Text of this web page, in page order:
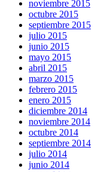
noviembre 2015
octubre 2015
septiembre 2015
julio 2015
junio 2015
mayo 2015
abril 2015
marzo 2015
febrero 2015
enero 2015
diciembre 2014
noviembre 2014
octubre 2014
septiembre 2014
julio 2014
junio 2014